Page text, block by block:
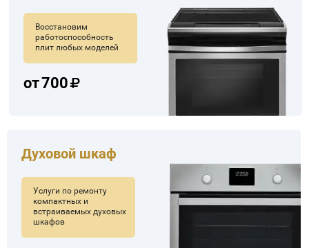
Восстановим
работоспособность
плит любых моделей
от700
Духовой шкаф
Услуги по ремонту
компактных и
встраиваемых духовых
шкафов